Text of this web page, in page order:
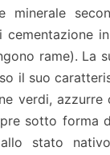
minerale
cementazione
rame). La
il suo
verdi, azzurre
sotto forma
allo stato